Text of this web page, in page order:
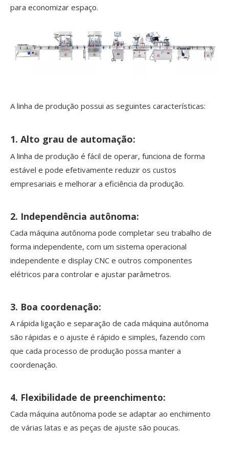
para economizar espaço.
A linha de produção possui as seguintes características:
1. Alto grau de automação:
A linha de produção é fácil de operar, funciona de forma
estável e pode efetivamente reduzir os custos
empresariais e melhorar a eficiência da produção.
2. Independência autônoma:
Cada máquina autônoma pode completar seu trabalho de
forma independente, com um sistema operacional
independente e display CNC e outros componentes
elétricos para controlar e ajustar parâmetros.
3. Boa coordenação:
A rápida ligação e separação de cada máquina autônoma
são rápidas e o ajuste é rápido e simples, fazendo com
que cada processo de produção possa manter a
coordenação.
4. Flexibilidade de preenchimento:
Cada máquina autônoma pode se adaptar ao enchimento
de várias latas e as peças de ajuste são poucas.